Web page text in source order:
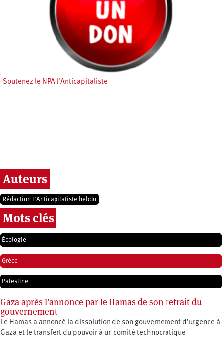
Soutenez le NPA l'Anticapitaliste
Auteurs
Rédaction l’Anticapitaliste hebdo
Mots clés
Écologie
Grèce
Palestine
Gaza après l’annonce par le Hamas de son retrait du
gouvernement
Le Hamas a annoncé la dissolution de son gouvernement d’urgence à
Gaza et le transfert du pouvoir à un comité technocratique